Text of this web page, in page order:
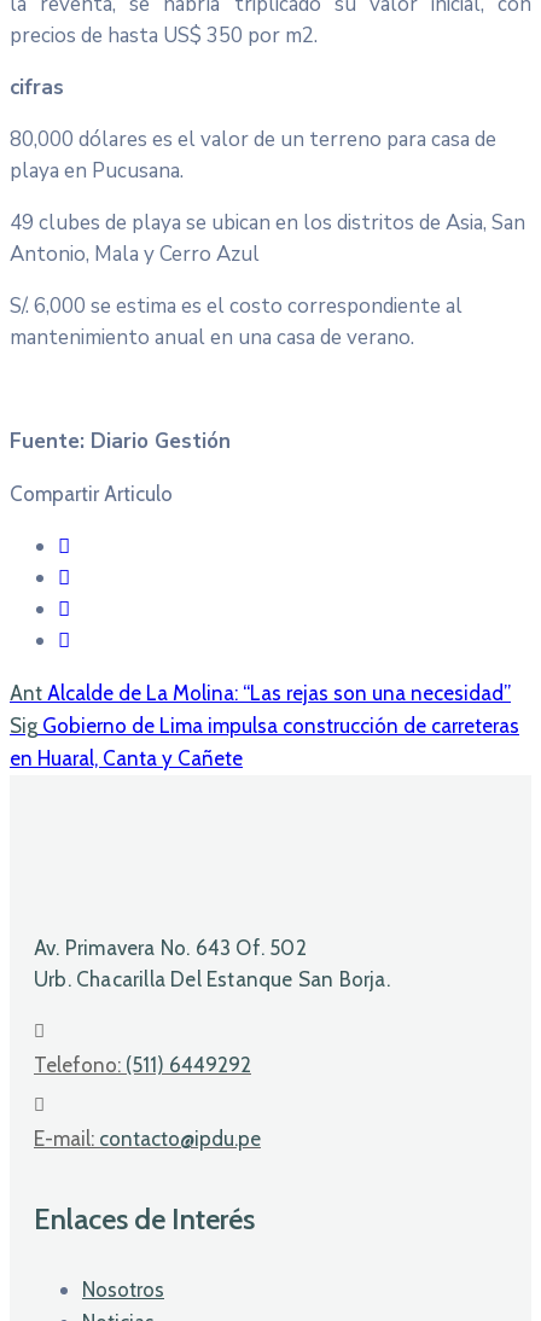
precios de hasta US$ 350 por m2.
cifras
80,000 dólares es el valor de un terreno para casa de
playa en Pucusana.
49 clubes de playa se ubican en los distritos de Asia, San
Antonio, Mala y Cerro Azul
S/. 6,000 se estima es el costo correspondiente al
mantenimiento anual en una casa de verano.
Fuente: Diario Gestión
Compartir Articulo
Ant Alcalde de La Molina: “Las rejas son una necesidad”
Sig Gobierno de Lima impulsa construcción de carreteras
en Huaral, Canta y Cañete
Av. Primavera No. 643 Of. 502
Urb. Chacarilla Del Estanque San Borja.
Telefono: (511) 6449292
E-mail: contacto@ipdu.pe
Enlaces de Interés
Nosotros